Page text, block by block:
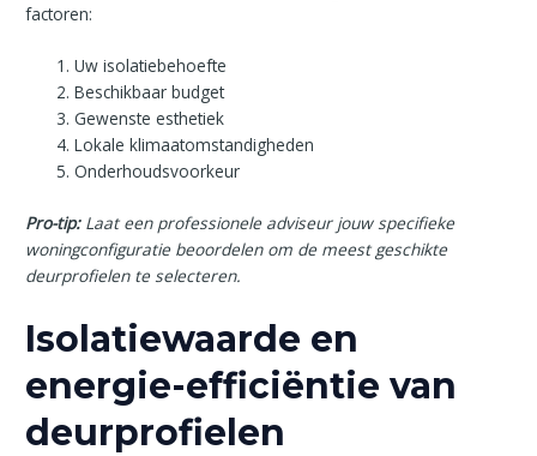
factoren:
Uw isolatiebehoefte
Beschikbaar budget
Gewenste esthetiek
Lokale klimaatomstandigheden
Onderhoudsvoorkeur
Pro-tip: Laat een professionele adviseur jouw specifieke
woningconfiguratie beoordelen om de meest geschikte
deurprofielen te selecteren.
Isolatiewaarde en
energie-efficiëntie van
deurprofielen